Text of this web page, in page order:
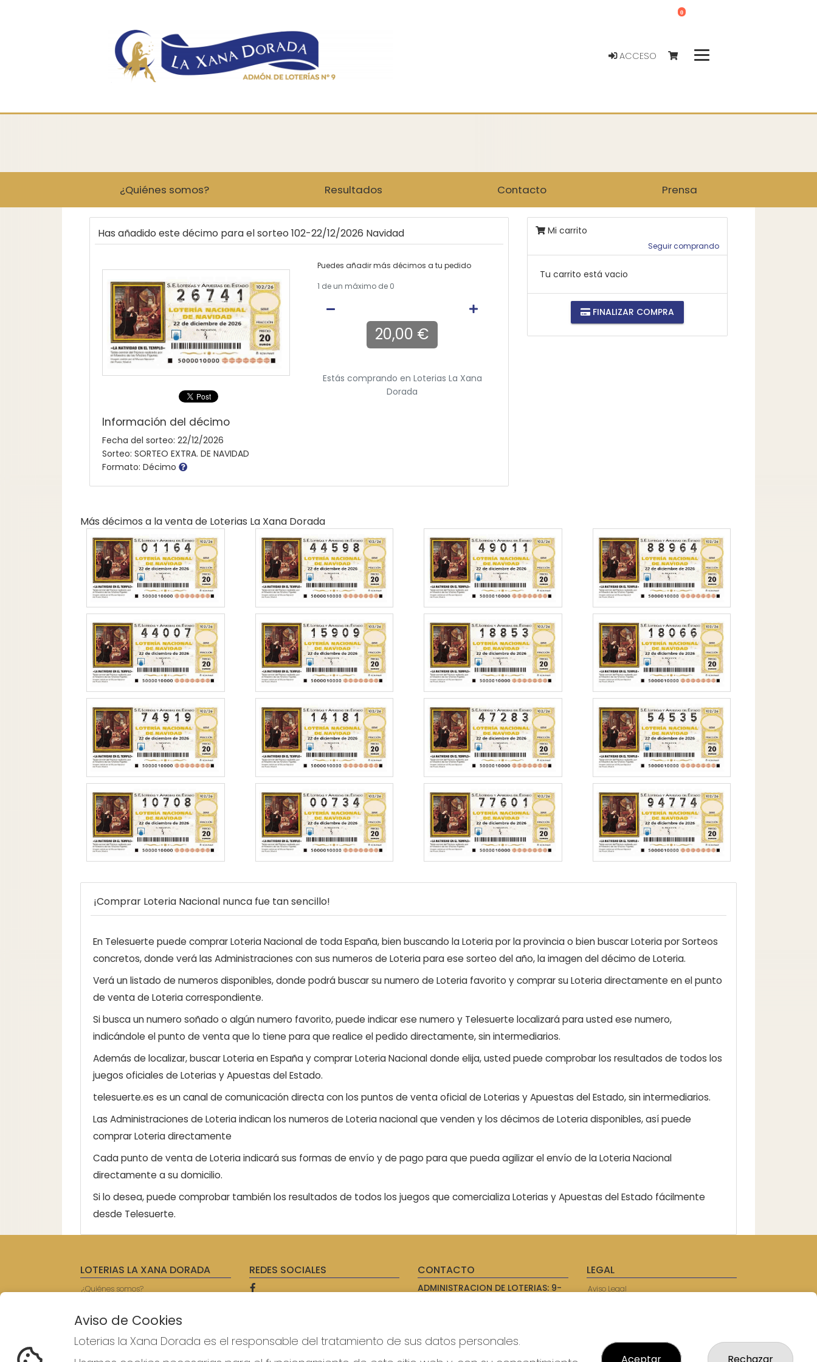
ACCESO
0
¿Quiénes somos? Resultados Contacto Prensa
Has añadido este décimo para el sorteo 102-22/12/2026 Navidad
Información del décimo
Fecha del sorteo: 22/12/2026
Sorteo: SORTEO EXTRA. DE NAVIDAD
Formato: Décimo
Puedes añadir más décimos a tu pedido
1 de un máximo de 0
20,00 €
Estás comprando en Loterias La Xana
Dorada
Mi carrito
Seguir comprando
Tu carrito está vacio
FINALIZAR COMPRA
Más décimos a la venta de Loterias La Xana Dorada
¡Comprar Loteria Nacional nunca fue tan sencillo!
En Telesuerte puede comprar Loteria Nacional de toda España, bien buscando la Loteria por la provincia o bien buscar Loteria por Sorteos
concretos, donde verá las Administraciones con sus numeros de Loteria para ese sorteo del año, la imagen del décimo de Loteria.
Verá un listado de numeros disponibles, donde podrá buscar su numero de Loteria favorito y comprar su Loteria directamente en el punto
de venta de Loteria correspondiente.
Si busca un numero soñado o algún numero favorito, puede indicar ese numero y Telesuerte localizará para usted ese numero,
indicándole el punto de venta que lo tiene para que realice el pedido directamente, sin intermediarios.
Además de localizar, buscar Loteria en España y comprar Loteria Nacional donde elija, usted puede comprobar los resultados de todos los
juegos oficiales de Loterias y Apuestas del Estado.
telesuerte.es es un canal de comunicación directa con los puntos de venta oficial de Loterias y Apuestas del Estado, sin intermediarios.
Las Administraciones de Loteria indican los numeros de Loteria nacional que venden y los décimos de Loteria disponibles, así puede
comprar Loteria directamente
Cada punto de venta de Loteria indicará sus formas de envío y de pago para que pueda agilizar el envío de la Loteria Nacional
directamente a su domicilio.
Si lo desea, puede comprobar también los resultados de todos los juegos que comercializa Loterias y Apuestas del Estado fácilmente
desde Telesuerte.
LOTERIAS LA XANA DORADA
¿Quiénes somos?
Contacto
Empresas
Prensa
REDES SOCIALES CONTACTO
ADMINISTRACION DE LOTERIAS: 9-
WhatsApp
614069067
info@laxanadorada.com
LEGAL
Aviso Legal
Tienda de Lotería Nacional
Juego responsable. Solo mayores de
Aviso de Cookies
Loterias la Xana Dorada es el responsable del tratamiento de sus datos personales.